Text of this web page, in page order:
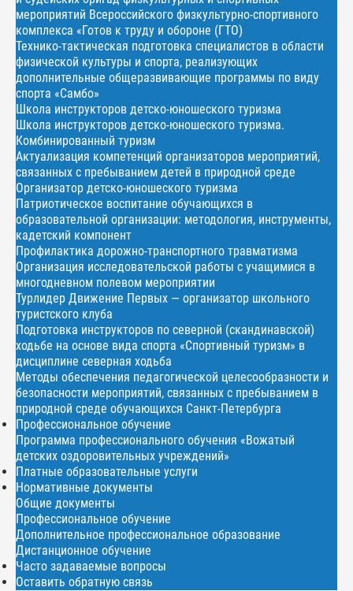
мероприятий Всероссийского физкультурно-спортивного
комплекса «Готов к труду и обороне (ГТО)
Технико-тактическая подготовка специалистов в области
физической культуры и спорта, реализующих
дополнительные общеразвивающие программы по виду
спорта «Самбо»
Школа инструкторов детско-юношеского туризма
Школа инструкторов детско-юношеского туризма.
Комбинированный туризм
Актуализация компетенций организаторов мероприятий,
связанных с пребыванием детей в природной среде
Организатор детско-юношеского туризма
Патриотическое воспитание обучающихся в
образовательной организации: методология, инструменты,
кадетский компонент
Профилактика дорожно-транспортного травматизма
Организация исследовательской работы с учащимися в
многодневном полевом мероприятии
Турлидер Движение Первых — организатор школьного
туристского клуба
Подготовка инструкторов по северной (скандинавской)
ходьбе на основе вида спорта «Спортивный туризм» в
дисциплине северная ходьба
Методы обеспечения педагогической целесообразности и
безопасности мероприятий, связанных с пребыванием в
природной среде обучающихся Санкт-Петербурга
Профессиональное обучение
Программа профессионального обучения «Вожатый
детских оздоровительных учреждений»
Платные образовательные услуги
Нормативные документы
Общие документы
Профессиональное обучение
Дополнительное профессиональное образование
Дистанционное обучение
Часто задаваемые вопросы
Оставить обратную связь